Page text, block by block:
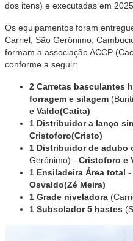
dos itens) e executadas em 2025.
Os equipamentos foram
Carriel, São Gerônimo,
formam a associação ACCP
conforme a seguir:
2 Carretas basculantes
forragem e silagem
e Valdo(Catita)
1 Distribuidor a lanço
Cristoforo(Cristo)
1 Distribuidor de adubo
Gerônimo) - Cristoforo e
1 Ensiladeira Área total -
Osvaldo(Zé Meira)
1 Grade niveladora
1 Subsolador 5 hastes